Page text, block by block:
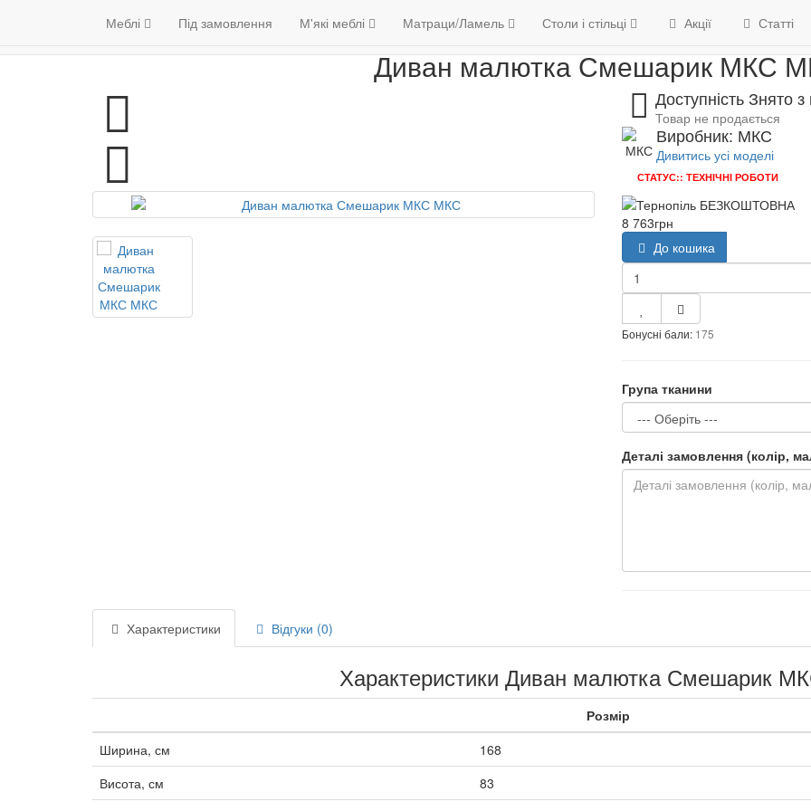
Меблі Венге (098) 79 39 176 Контакти
Меблі Під замовлення М'які меблі Матраци/Ламель Столи і стільці Акції Статті
М'які меблі Дивани Диван малютка Смешарик МКС
Диван малютка Смешарик МКС
Доступність Знято
Товар не продається
Виробник: МКС
Дивитись усі моделі
СТАТУС:: ТЕХНІЧНІ РОБОТИ
8 763грн
До кошика
Бонусні бали: 175
Група тканини
Деталі замовлення (колір,
Характеристики Відгуки (0)
Характеристики Диван малютка Смешарик
Розмір
Ширина, см
168
Висота, см
83